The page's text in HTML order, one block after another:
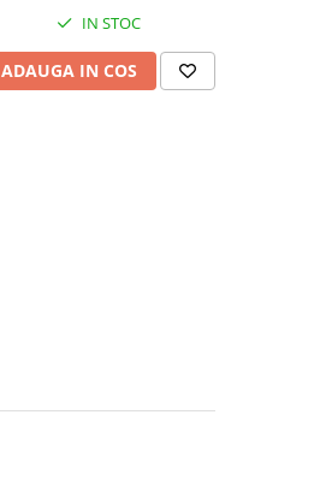
IN STOC
ADAUGA IN COS